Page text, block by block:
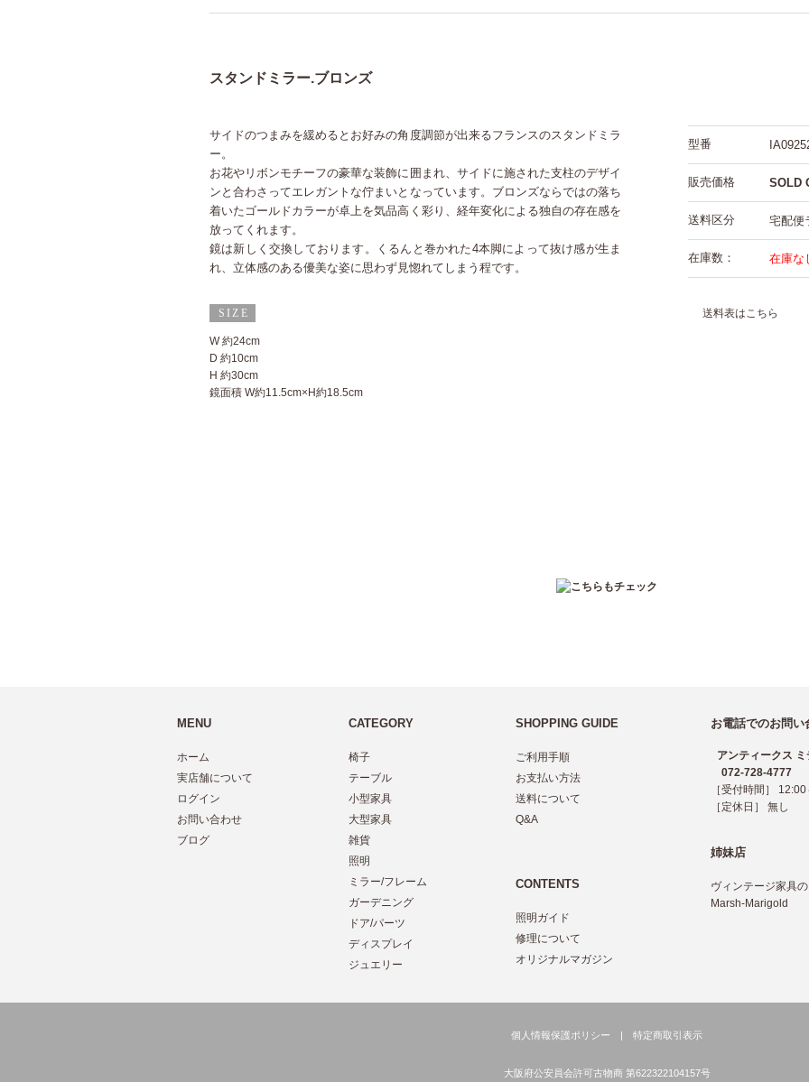
スタンドミラー.ブロンズ
サイドのつまみを緩めるとお好みの角度調節が出来るフランスのスタンドミラ
ー。
お花やリボンモチーフの豪華な装飾に囲まれ、サイドに施された支柱のデザイ
ンと合わさってエレガントな佇まいとなっています。ブロンズならではの落ち
着いたゴールドカラーが卓上を気品高く彩り、経年変化による独自の存在感を
放ってくれます。
鏡は新しく交換しております。くるんと巻かれた4本脚によって抜け感が生ま
れ、立体感のある優美な姿に思わず見惚れてしまう程です。
W 約24cm
D 約10cm
H 約30cm
鏡面積 W約11.5cm×H約18.5cm
型番
販売価格 SOLD
送料区分 宅配便
在庫数： 在庫な
送料表はこちら
MENU
ホーム
実店舗について
ログイン
お問い合わせ
ブログ
CATEGORY
椅子
テーブル
小型家具
大型家具
雑貨
照明
ミラー/フレーム
ガーデニング
ドア/パーツ
ディスプレイ
ジュエリー
SHOPPING GUIDE
ご利用手順
お支払い方法
送料について
Q&A
CONTENTS
照明ガイド
修理について
オリジナルマガジン
お電話でのお問い
アンティークス ミ
072-728-4777
［受付時間］
［定休日］ 無し
姉妹店
ヴィンテージ家具
Marsh-Marigold
個人情報保護ポリシー | 特定商取引表示
大阪府公安員会許可古物商 第622322104157号